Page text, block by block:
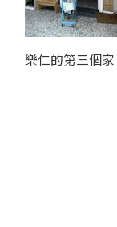
樂仁的第三個家